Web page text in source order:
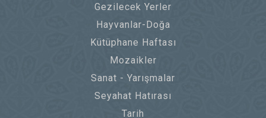
Gezilecek Yerler
Hayvanlar-Doğa
Kütüphane Haftası
Mozaikler
Sanat - Yarışmalar
Seyahat Hatırası
Tarih